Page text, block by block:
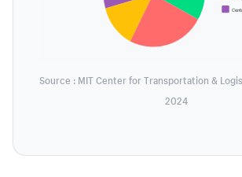
Source : MIT Center for Transportation &
2024